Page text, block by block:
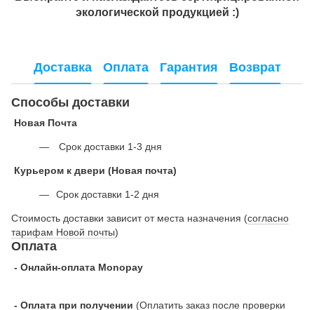
экологической продукцией :)
Доставка Оплата Гарантия Возврат
Способы доставки
Новая Почта
Срок доставки 1-3 дня
Курьером к двери (Новая почта)
Срок доставки 1-2 дня
Стоимость доставки зависит от места назначения (согласно
тарифам Новой почты)
Оплата
- Онлайн-оплата Monopay
- Оплата при получении (Оплатить заказ после проверки